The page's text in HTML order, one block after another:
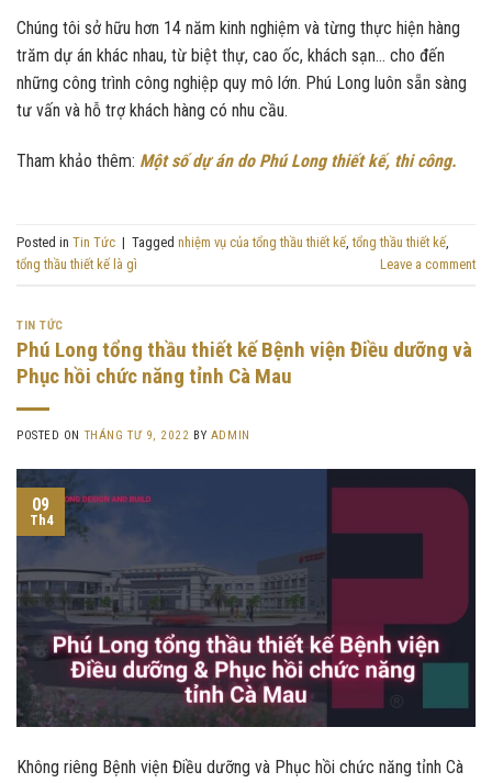
Chúng tôi sở hữu hơn 14 năm kinh nghiệm và từng thực hiện hàng
trăm dự án khác nhau, từ biệt thự, cao ốc, khách sạn… cho đến
những công trình công nghiệp quy mô lớn. Phú Long luôn sẵn sàng
tư vấn và hỗ trợ khách hàng có nhu cầu.
Tham khảo thêm: Một số dự án do Phú Long thiết kế, thi công.
Posted in Tin Tức | Tagged nhiệm vụ của tổng thầu thiết kế ,tổng thầu thiết kế
tổng thầu thiết kế là gì
Leave a comment
TIN TỨC
Phú Long tổng thầu thiết kế Bệnh viện Điều dưỡng và
Phục hồi chức năng tỉnh Cà Mau
POSTED ON THÁNG TƯ 9, 2022 BY ADMIN
09
Th4
Không riêng Bệnh viện Điều dưỡng và Phục hồi chức năng tỉnh Cà